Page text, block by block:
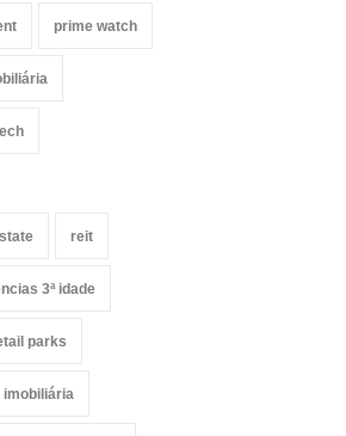
prime watch
reit
3ª idade
parks